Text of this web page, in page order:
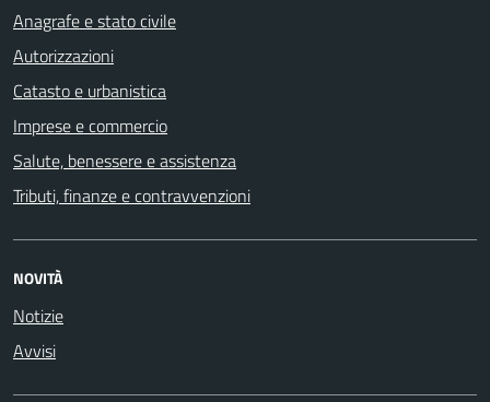
Anagrafe e stato civile
Autorizzazioni
Catasto e urbanistica
Imprese e commercio
Salute, benessere e assistenza
Tributi, finanze e contravvenzioni
NOVITÀ
Notizie
Avvisi